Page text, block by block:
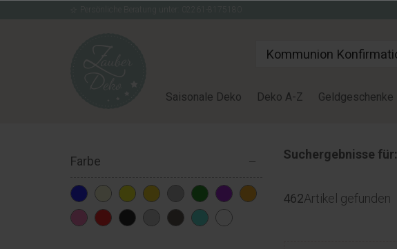
Saisonale Deko Deko A-Z Geldgeschenke
Farbe Suchergebnisse für:
462Artikel gefunden